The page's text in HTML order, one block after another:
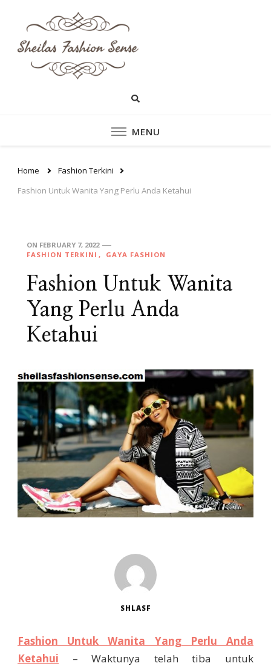
Style dan fashion
MENU
Home
Fashion Terkini
Fashion Untuk Wanita Yang Perlu Anda Ketahui
ON FEBRUARY 7, 2022
FASHION TERKINI
GAYA FASHION
Fashion Untuk Wanita
Yang Perlu Anda
Ketahui
SHLASF
Fashion Untuk Wanita Yang Perlu Anda
Ketahui – Waktunya telah tiba untuk